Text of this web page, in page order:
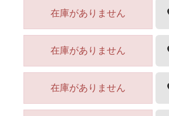
在庫がありません
在庫がありません
在庫がありません